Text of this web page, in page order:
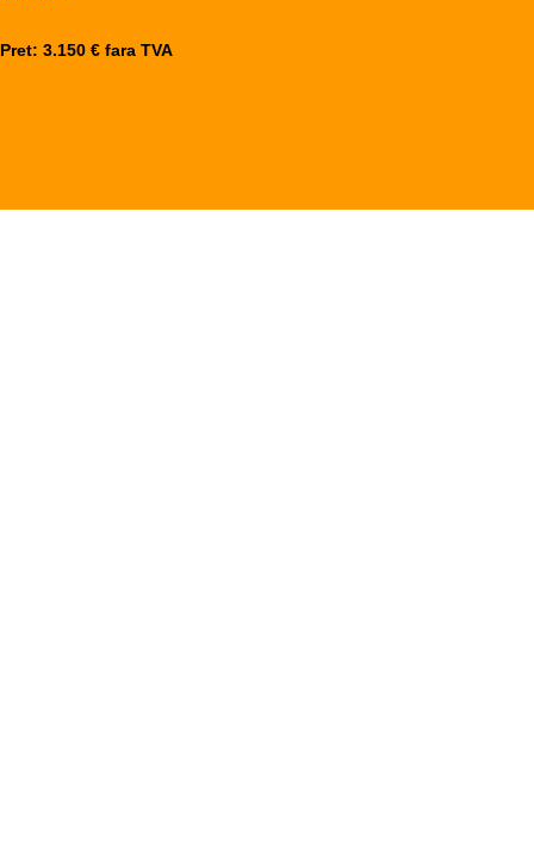
Pret: 3.150 € fara TVA